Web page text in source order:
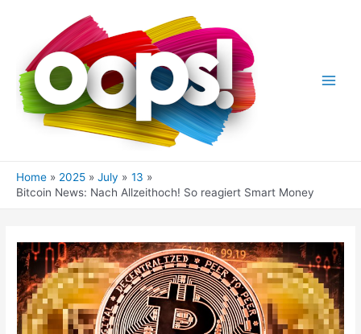
Home 2025 July
13
Bitcoin News: Nach Allzeithoch! So reagiert Smart Money